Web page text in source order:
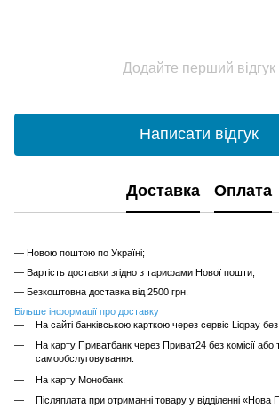
Додайте перший відгук
Написати відгук
Доставка Оплата
— Новою поштою по Україні;
— Вартість доставки згідно з тарифами Нової пошти;
— Безкоштовна доставка від 2500 грн.
Більше інформації про доставку
На сайті банківською карткою через сервіс Liqpay без
На карту Приватбанк через Приват24 без комісії або
самообслуговування.
На карту Монобанк.
Післяплата при отриманні товару у відділенні